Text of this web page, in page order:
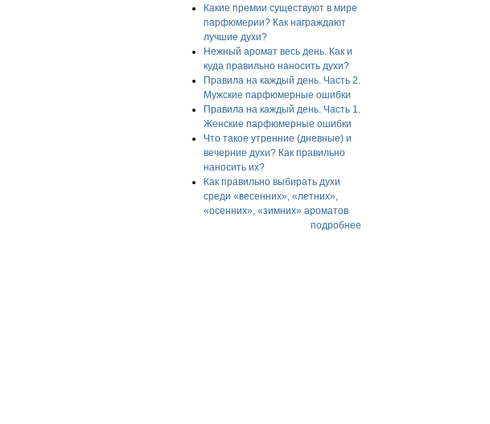
Какие премии существуют в мире
парфюмерии? Как награждают
лучшие духи?
Нежный аромат весь день. Как и
куда правильно наносить духи?
Правила на каждый день. Часть 2.
Мужские парфюмерные ошибки
Правила на каждый день. Часть 1.
Женские парфюмерные ошибки
Что такое утренние (дневные) и
вечерние духи? Как правильно
наносить их?
Как правильно выбирать духи
среди «весенних», «летних»,
«осенних», «зимних» ароматов
подробнее